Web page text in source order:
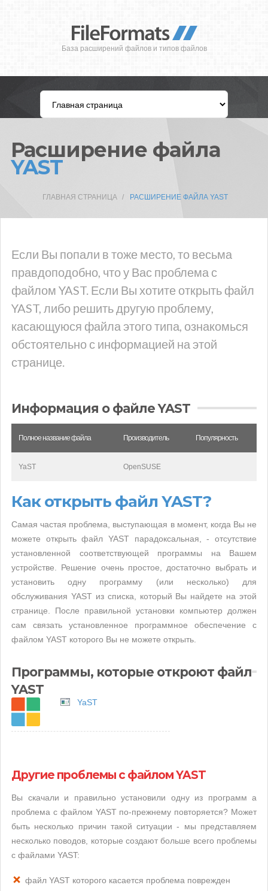
База расширений файлов и типов файлов
Расширение файла
YAST
ГЛАВНАЯ СТРАНИЦА РАСШИРЕНИЕ ФАЙЛА YAST
Если Вы попали в тоже место, то весьма
правдоподобно, что у Вас проблема с
файлом YAST. Если Вы хотите открыть файл
YAST, либо решить другую проблему,
касающуюся файла этого типа, ознакомься
обстоятельно с информацией на этой
странице.
Информация о файле YAST
Полное название файла Производитель Популярность
YaST OpenSUSE
Как открыть файл YAST?
Самая частая проблема, выступающая в момент, когда Вы не
можете открыть файл YAST парадоксальная, - отсутствие
установленной соответствующей программы на Вашем
устройстве. Решение очень простое, достаточно выбрать и
установить одну программу (или несколько) для
обслуживания YAST из списка, который Вы найдете на этой
странице. После правильной установки компьютер должен
сам связать установленное программное обеспечение с
файлом YAST которого Вы не можете открыть.
Программы, которые откроют файл
YAST
YaST
Другие проблемы с файлом YAST
Вы скачали и правильно установили одну из программ а
проблема с файлом YAST по-прежнему повторяется? Может
быть несколько причин такой ситуации - мы представляем
несколько поводов, которые создают больше всего проблемы
с файлами YAST:
файл YAST которого касается проблема поврежден